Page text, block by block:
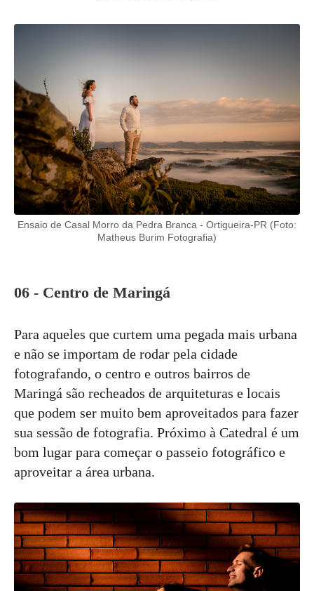
Ensaio de Casal Morro da Pedra Branca - Ortigueira-PR (Foto:
Matheus Burim Fotografia)
06 - Centro de Maringá
Para aqueles que curtem uma pegada mais urbana
e não se importam de rodar pela cidade
fotografando, o centro e outros bairros de
Maringá são recheados de arquiteturas e locais
que podem ser muito bem aproveitados para fazer
sua sessão de fotografia. Próximo à Catedral é um
bom lugar para começar o passeio fotográfico e
aproveitar a área urbana.